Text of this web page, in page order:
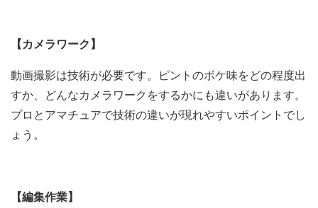
【カメラワーク】
動画撮影は技術が必要です。ピントのボケ味をどの程度出
すか、どんなカメラワークをするかにも違いがあります。
プロとアマチュアで技術の違いが現れやすいポイントでし
ょう。
【編集作業】